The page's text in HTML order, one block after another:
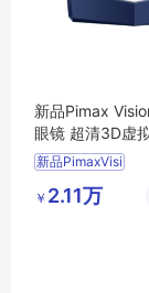
新品Pimax
眼镜 超清3D虚
体感游戏机
新品PimaxVisi
￥ 2.11万